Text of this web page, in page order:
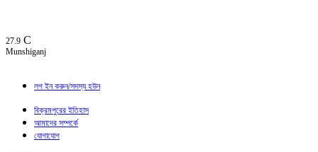
27.9 C
Munshiganj
লগ ইন করুন/সদস্য হউন
বিক্রমপুরের ইতিহাস
আমাদের সম্পর্কে
যোগাযোগ